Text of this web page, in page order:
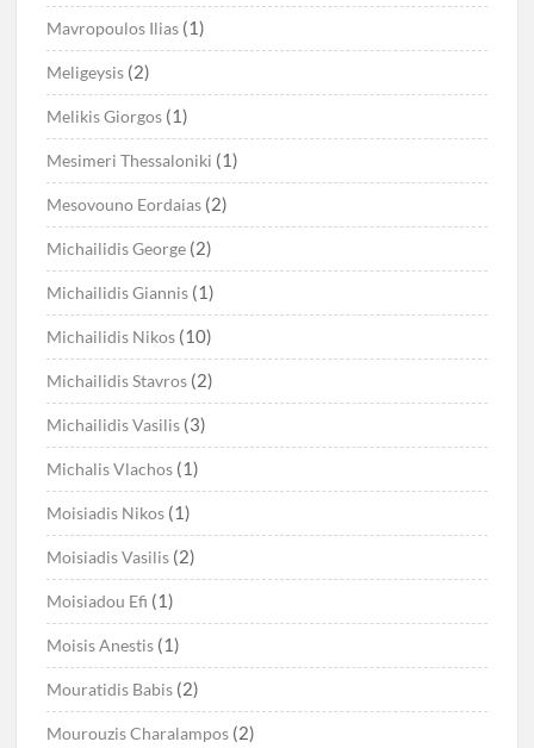
Mavropoulos Ilias (1)
Meligeysis (2)
Melikis Giorgos (1)
Mesimeri Thessaloniki (1)
Mesovouno Eordaias (2)
Michailidis George (2)
Michailidis Giannis (1)
Michailidis Nikos (10)
Michailidis Stavros (2)
Michailidis Vasilis (3)
Michalis Vlachos (1)
Moisiadis Nikos (1)
Moisiadis Vasilis (2)
Moisiadou Efi (1)
Moisis Anestis (1)
Mouratidis Babis (2)
Mourouzis Charalampos (2)